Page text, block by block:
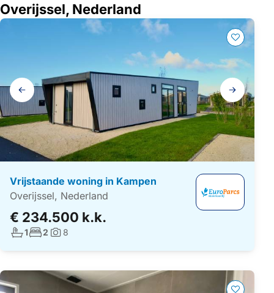
Overijssel, Nederland
Galerij
navigatie
Vrijstaande woning in Kampen
Overijssel, Nederland
€ 234.500 k.k.
Aantal badkamers:
1Aantal slaapkamers:
2 Foto's:
8